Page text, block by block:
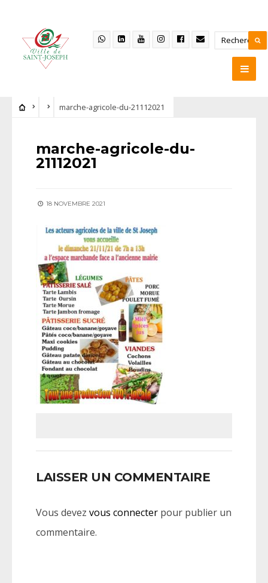
marche-agricole-du-21112021
marche-agricole-du-
21112021
18 NOVEMBRE 2021
LAISSER UN COMMENTAIRE
Vous devez vous connecter pour publier un
commentaire.